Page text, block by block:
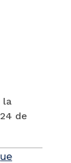
la
de